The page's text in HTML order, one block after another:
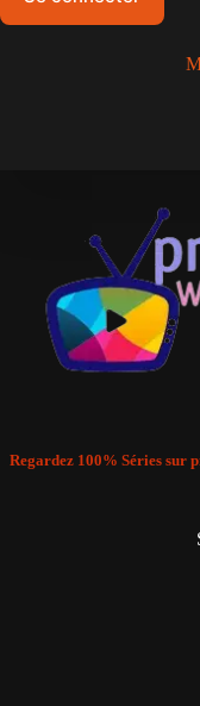
Regardez 100% Séries sur